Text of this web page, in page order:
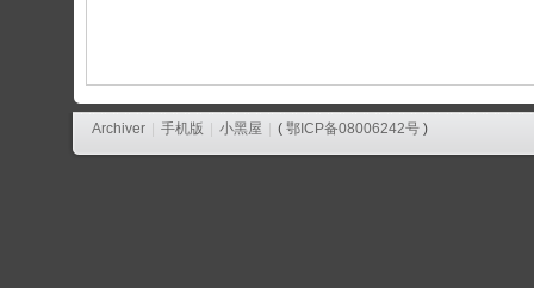
Archiver 手机版 小黑屋 ( 鄂ICP备08006242号 )